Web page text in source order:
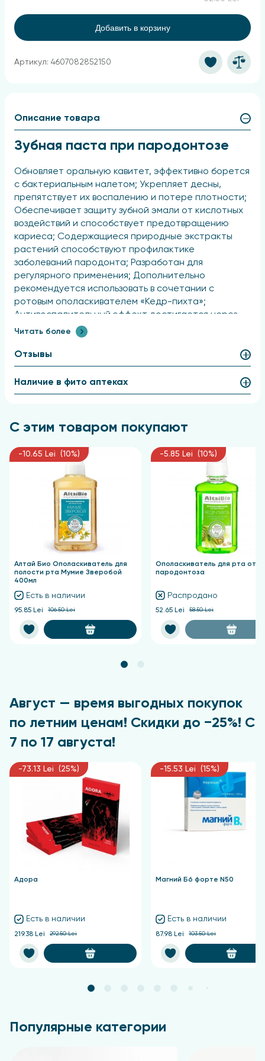
Добавить в корзину
Артикул: 4607082852150
Описание товара
Зубная паста при пародонтозе
Обновляет оральную кавитет, эффективно борется
с бактериальным налетом; Укрепляет десны,
препятствует их воспалению и потере плотности;
Обеспечивает защиту зубной эмали от кислотных
воздействий и способствует предотвращению
кариеса; Содержащиеся природные экстракты
растений способствуют профилактике
заболеваний пародонта; Разработан для
регулярного применения; Дополнительно
рекомендуется использовать в сочетании с
ротовым ополаскивателем «Кедр-пихта»;
Антивоспалительный эффект достигается через
месяц использования и составляет 34%;
применении составляет 43%; Противокариозный
результат проявляется спустя неделю регулярного
использования, что подтверждается снижением
электропроводности твердых тканей зуба;
03.04.2012, проведенных Новосибирским научно-
исследовательским институтом гигиены.
Активные компоненты
Экстракты дуба, ели, можжевельника, кедра, пихты,
ментол, натрия фторид, концентрат коллоидного
серебра.
Применение
Чистить зубы не менее двух раз в день, подходит
Читать более
Отзывы
Наличие в фито аптеках
С этим товаром покупают
-10.65 Lei (10%)
Алтай Био Ополаскиватель для
полости рта Мумие Зверобой
400мл
Есть в наличии
95.85 Lei 106.50 Lei
-5.85 Lei (10%)
Ополаскиватель для рта от
пародонтоза
Распродано
52.65 Lei 58.50 Lei
Август — время выгодных покупок
по летним ценам! Скидки до −25%! С
7 по 17 августа!
-73.13 Lei (25%)
Адора
Есть в наличии
219.38 Lei 292.50 Lei
-15.53 Lei (15%)
Магний Б6 форте N50
Есть в наличии
87.98 Lei 103.50 Lei
Популярные категории